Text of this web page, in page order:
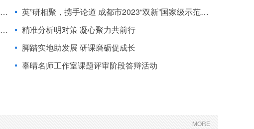
英”研相聚，携手论道 成都市2023“双新”国家级示范校及英语学科实验基地联合教研系列活动
精准分析明对策 凝心聚力共前行
脚踏实地助发展 研课磨砺促成长
辜晴名师工作室课题评审阶段答辩活动
MORE